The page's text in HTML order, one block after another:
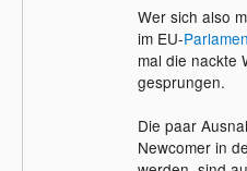
Wer sich also
im EU-
mal die nackte
gesprungen.
Die paar
Newcomer in